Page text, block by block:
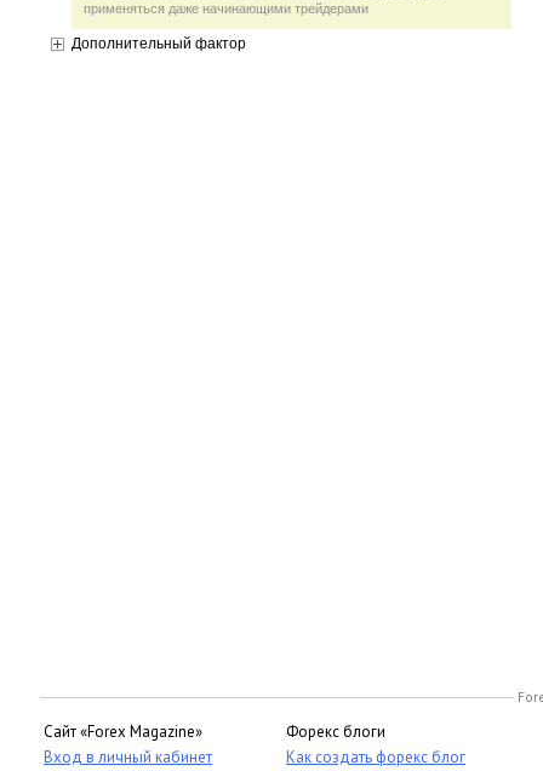
применяться даже начинающими трейдерами
Дополнительный фактор
Сайт «Forex Magazine»
Вход в личный кабинет
Форекс блоги
Как создать форекс блог